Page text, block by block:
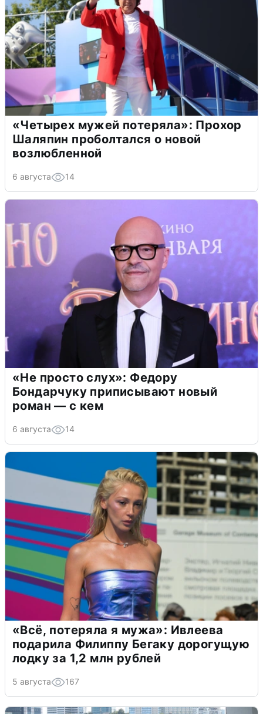
«Четырех мужей потеряла»: Прохор
Шаляпин проболтался о новой
возлюбленной
6 августа 14
«Не просто слух»: Федору
Бондарчуку приписывают новый
роман — с кем
6 августа 14
«Всё, потеряла я мужа»: Ивлеева
подарила Филиппу Бегаку дорогущую
лодку за 1,2 млн рублей
5 августа 167